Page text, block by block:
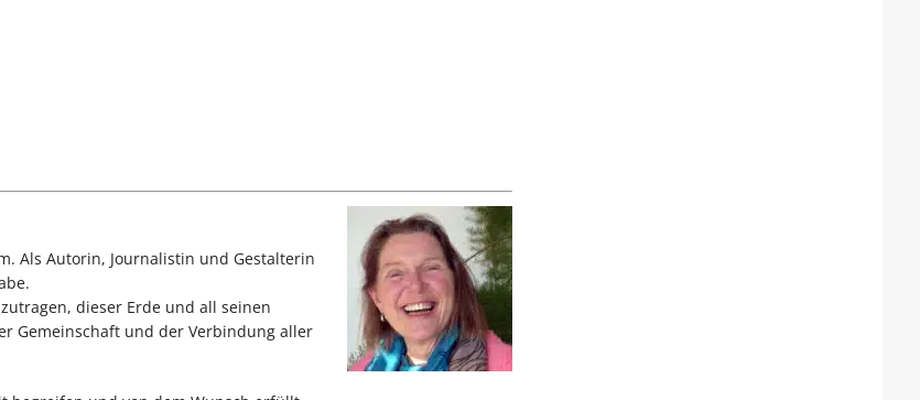
Als Autorin, Journalistin und Gestalterin
dieser Erde und all seinen
Gemeinschaft und der Verbindung aller